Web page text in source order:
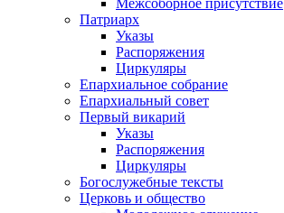
Межсоборное присутствие
Патриарх
Указы
Распоряжения
Циркуляры
Епархиальное собрание
Епархиальный совет
Первый викарий
Указы
Распоряжения
Циркуляры
Богослужебные тексты
Церковь и общество